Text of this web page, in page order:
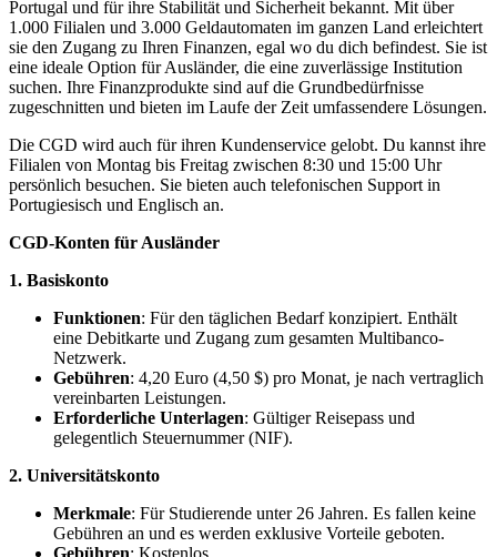
Portugal und für ihre Stabilität und Sicherheit bekannt. Mit über
1.000 Filialen und 3.000 Geldautomaten im ganzen Land erleichtert
sie den Zugang zu Ihren Finanzen, egal wo du dich befindest. Sie ist
eine ideale Option für Ausländer, die eine zuverlässige Institution
suchen. Ihre Finanzprodukte sind auf die Grundbedürfnisse
zugeschnitten und bieten im Laufe der Zeit umfassendere Lösungen.
Die CGD wird auch für ihren Kundenservice gelobt. Du kannst ihre
Filialen von Montag bis Freitag zwischen 8:30 und 15:00 Uhr
persönlich besuchen. Sie bieten auch telefonischen Support in
Portugiesisch und Englisch an.
CGD-Konten für Ausländer
1. Basiskonto
Funktionen: Für den täglichen Bedarf konzipiert. Enthält
eine Debitkarte und Zugang zum gesamten Multibanco-
Netzwerk.
Gebühren: 4,20 Euro (4,50 $) pro Monat, je nach vertraglich
vereinbarten Leistungen.
Erforderliche Unterlagen: Gültiger Reisepass und
gelegentlich Steuernummer (NIF).
2. Universitätskonto
Merkmale: Für Studierende unter 26 Jahren. Es fallen keine
Gebühren an und es werden exklusive Vorteile geboten.